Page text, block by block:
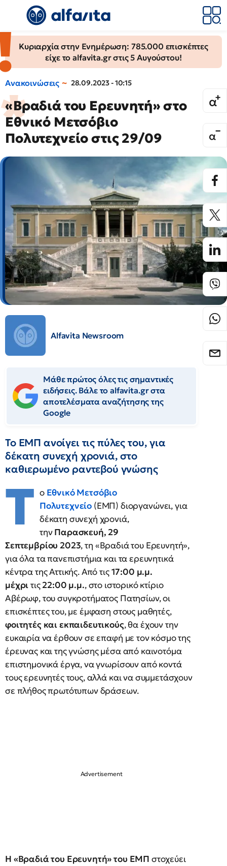
Κυριαρχία στην Ενημέρωση: 785.000 επισκέπτες
είχε το alfavita.gr στις 5 Αυγούστου!
Ανακοινώσεις 28.09.2023 - 10:15
«Βραδιά του Ερευνητή» στο
Εθνικό Μετσόβιο
Πολυτεχνείο στις 29/09
Alfavita Newsroom
Μάθε πρώτος όλες τις σημαντικές
ειδήσεις. Βάλε το alfavita.gr στα
αποτελέσματα αναζήτησης της
Google
Το ΕΜΠ ανοίγει τις πύλες του, για
δέκατη συνεχή χρονιά, στο
καθιερωμένο ραντεβού γνώσης
Τ ο Εθνικό Μετσόβιο
Πολυτεχνείο (ΕΜΠ) διοργανώνει, για
δέκατη συνεχή χρονιά,
τηνΠαρασκευή, 29
Σεπτεμβρίου 2023, τη «Βραδιά του Ερευνητή»,
για όλα τα πανεπιστήμια και τα ερευνητικά
κέντρα της Αττικής. Από τις17:00 μ.μ.
μέχριτις22:00 μ.μ., στο ιστορικό κτίριο
Αβέρωφ, του συγκροτήματος Πατησίων, οι
επισκέπτες του, με έμφαση στους μαθητές,
φοιτητές και εκπαιδευτικούς, θα έχουν την
ευκαιρία να έρθουν σε επαφή με τον κόσμο της
έρευνας και της γνώσης μέσα από καινοτόμα
επιστημονικά έργα, να γνωρίσουν από κοντά
τους ερευνητές τους, αλλά και να συμμετάσχουν
σε πλήθος πρωτότυπων δράσεων.
Η «Βραδιά του Ερευνητή» του ΕΜΠ στοχεύει